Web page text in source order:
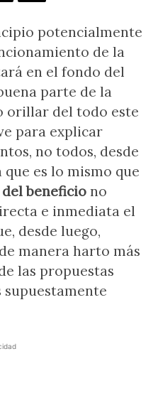
potencialmente
de la
en el fondo del
parte de la
orillar del todo este
para explicar
no todos, desde
es lo mismo que
beneficio no
e inmediata el
desde luego,
manera harto más
las propuestas
supuestamente